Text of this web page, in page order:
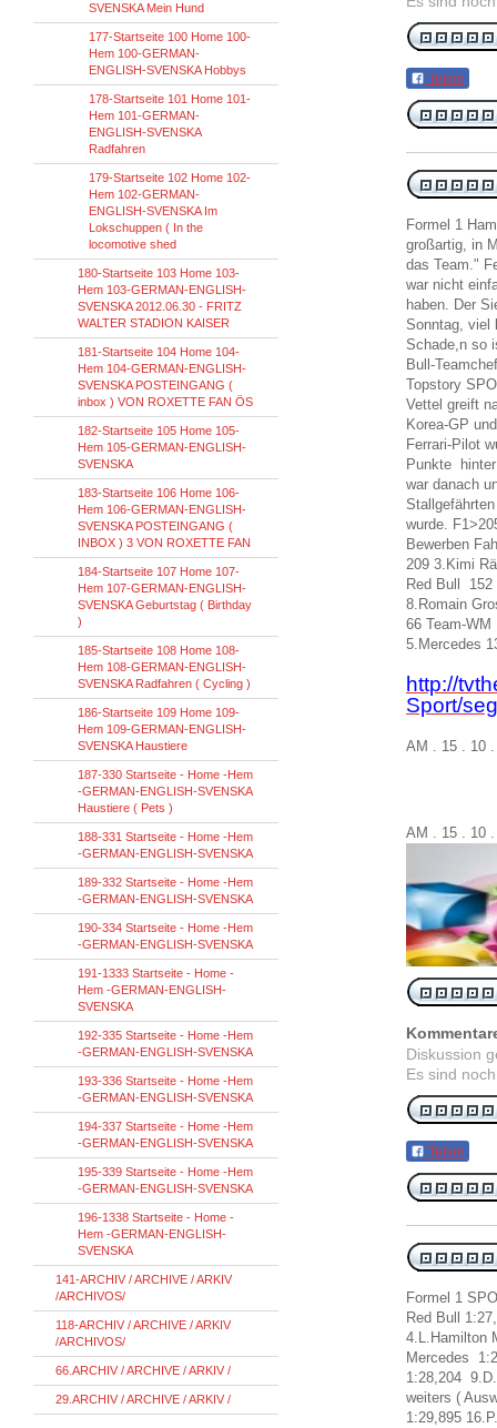
Teilen
Formel 1
großartig, in
das Team."
war nicht
haben. Der
Sonntag,
Schade,n so
Bull-
Topstory
Vettel greift
Korea-GP
Ferrari-Pilot
Punkte
war danach
wurde.
Bewerben
209 3.Kimi
Red Bull 152
8.Romain
66 Team-
5.Mercedes
http://
Sport/
AM . 15 . 10
AM . 15 . 10
Diskussion
Es sind
Teilen
Formel 1
Red Bull
4.L.Hamilton
Mercedes
1:28,204
weiters (
1:29,895
SVENSKA Mein Hund
177-Startseite 100 Home 100-
Hem 100-GERMAN-
ENGLISH-SVENSKA Hobbys
178-Startseite 101 Home 101-
Hem 101-GERMAN-
ENGLISH-SVENSKA
Radfahren
179-Startseite 102 Home 102-
Hem 102-GERMAN-
ENGLISH-SVENSKA Im
Lokschuppen ( In the
locomotive shed
180-Startseite 103 Home 103-
Hem 103-GERMAN-ENGLISH-
SVENSKA 2012.06.30 - FRITZ
WALTER STADION KAISER
181-Startseite 104 Home 104-
Hem 104-GERMAN-ENGLISH-
SVENSKA POSTEINGANG (
inbox ) VON ROXETTE FAN ÖS
182-Startseite 105 Home 105-
Hem 105-GERMAN-ENGLISH-
SVENSKA
183-Startseite 106 Home 106-
Hem 106-GERMAN-ENGLISH-
SVENSKA POSTEINGANG (
INBOX ) 3 VON ROXETTE FAN
184-Startseite 107 Home 107-
Hem 107-GERMAN-ENGLISH-
SVENSKA Geburtstag ( Birthday
)
185-Startseite 108 Home 108-
Hem 108-GERMAN-ENGLISH-
SVENSKA Radfahren ( Cycling )
186-Startseite 109 Home 109-
Hem 109-GERMAN-ENGLISH-
SVENSKA Haustiere
187-330 Startseite - Home -Hem
-GERMAN-ENGLISH-SVENSKA
Haustiere ( Pets )
188-331 Startseite - Home -Hem
-GERMAN-ENGLISH-SVENSKA
189-332 Startseite - Home -Hem
-GERMAN-ENGLISH-SVENSKA
190-334 Startseite - Home -Hem
-GERMAN-ENGLISH-SVENSKA
191-1333 Startseite - Home -
Hem -GERMAN-ENGLISH-
SVENSKA
192-335 Startseite - Home -Hem
-GERMAN-ENGLISH-SVENSKA
193-336 Startseite - Home -Hem
-GERMAN-ENGLISH-SVENSKA
194-337 Startseite - Home -Hem
-GERMAN-ENGLISH-SVENSKA
195-339 Startseite - Home -Hem
-GERMAN-ENGLISH-SVENSKA
196-1338 Startseite - Home -
Hem -GERMAN-ENGLISH-
SVENSKA
141-ARCHIV / ARCHIVE / ARKIV
/ARCHIVOS/
118-ARCHIV / ARCHIVE / ARKIV
/ARCHIVOS/
66.ARCHIV / ARCHIVE / ARKIV /
29.ARCHIV / ARCHIVE / ARKIV /